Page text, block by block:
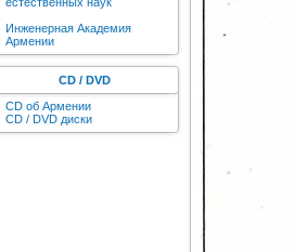
Инженерная Академия
Армении
CD / DVD
CD об Армении
CD / DVD диски